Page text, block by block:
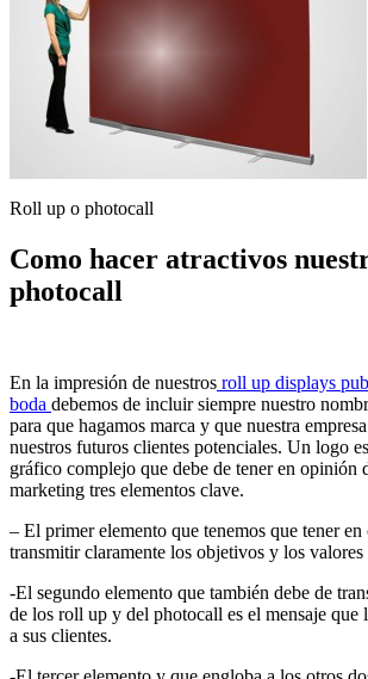
Roll up o photocall
Como hacer atractivos
photocall
En la impresión de nuestros roll up displays
boda debemos de incluir siempre nuestro
para que hagamos marca y que nuestra
nuestros futuros clientes potenciales. Un logo
gráfico complejo que debe de tener en opinión
marketing tres elementos clave.
– El primer elemento que tenemos que tener en
transmitir claramente los objetivos y los valores
-El segundo elemento que también debe de
de los roll up y del photocall es el mensaje que
a sus clientes.